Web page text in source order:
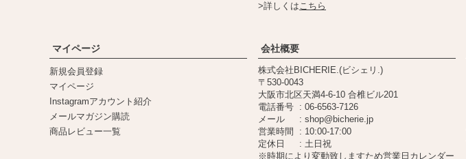
>詳しくはこちら
マイページ
新規会員登録
マイページ
Instagramアカウント紹介
メールマガジン購読
商品レビュー一覧
会社概要
株式会社BICHERIE.(ビシェリ.)
530-0043
大阪市北区天満4-6-10 合椎ビル201
電話番号
06-6563-7126
メール
shop@bicherie.jp
営業時間
10:00-17:00
定休日
土日祝
※時期により変動致しますため営業日カレンダー